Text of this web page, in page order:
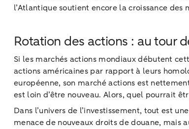
l’Atlantique soutient encore la croissance
Rotation des actions : au tour
Si les marchés actions mondiaux débutent
actions américaines par rapport à leurs
européenne, son marché actions est
est loin d’être nouveau. Alors, quel pourrait
Dans l’univers de l’investissement, tout est
menace de nouveaux droits de douane, mais